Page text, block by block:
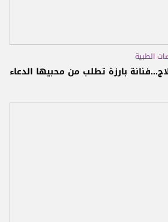
الطبية
بارزة تطلب من محبيها الدعاء